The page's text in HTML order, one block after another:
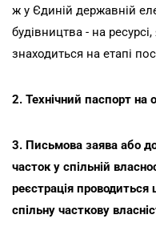
ж у Єдиній державній
будівництва - на
знаходиться на етапі
2. Технічний паспорт на
3. Письмова заява або
часток у спільній
реєстрація
спільну часткову